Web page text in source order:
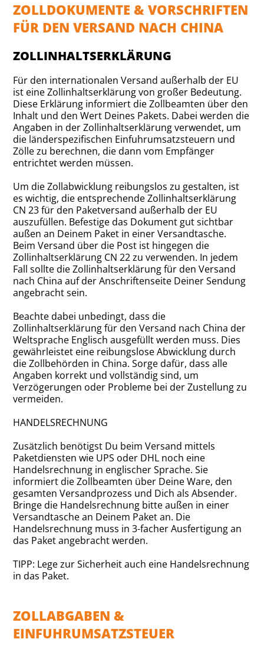
ZOLLDOKUMENTE & VORSCHRIFTEN
FÜR DEN VERSAND NACH CHINA
ZOLLINHALTSERKLÄRUNG
Für den internationalen Versand außerhalb der EU
ist eine Zollinhaltserklärung von großer Bedeutung.
Diese Erklärung informiert die Zollbeamten über den
Inhalt und den Wert Deines Pakets. Dabei werden die
Angaben in der Zollinhaltserklärung verwendet, um
die länderspezifischen Einfuhrumsatzsteuern und
Zölle zu berechnen, die dann vom Empfänger
entrichtet werden müssen.
Um die Zollabwicklung reibungslos zu gestalten, ist
es wichtig, die entsprechende Zollinhaltserklärung
CN 23 für den Paketversand außerhalb der EU
auszufüllen. Befestige das Dokument gut sichtbar
außen an Deinem Paket in einer Versandtasche.
Beim Versand über die Post ist hingegen die
Zollinhaltserklärung CN 22 zu verwenden. In jedem
Fall sollte die Zollinhaltserklärung für den Versand
nach China auf der Anschriftenseite Deiner Sendung
angebracht sein.
Beachte dabei unbedingt, dass die
Zollinhaltserklärung für den Versand nach China der
Weltsprache Englisch ausgefüllt werden muss. Dies
gewährleistet eine reibungslose Abwicklung durch
die Zollbehörden in China. Sorge dafür, dass alle
Angaben korrekt und vollständig sind, um
Verzögerungen oder Probleme bei der Zustellung zu
vermeiden.
HANDELSRECHNUNG
Zusätzlich benötigst Du beim Versand mittels
Paketdiensten wie UPS oder DHL noch eine
Handelsrechnung in englischer Sprache. Sie
informiert die Zollbeamten über Deine Ware, den
gesamten Versandprozess und Dich als Absender.
Bringe die Handelsrechnung bitte außen in einer
Versandtasche an Deinem Paket an. Die
Handelsrechnung muss in 3-facher Ausfertigung an
das Paket angebracht werden.
TIPP: Lege zur Sicherheit auch eine Handelsrechnung
in das Paket.
ZOLLABGABEN &
EINFUHRUMSATZSTEUER